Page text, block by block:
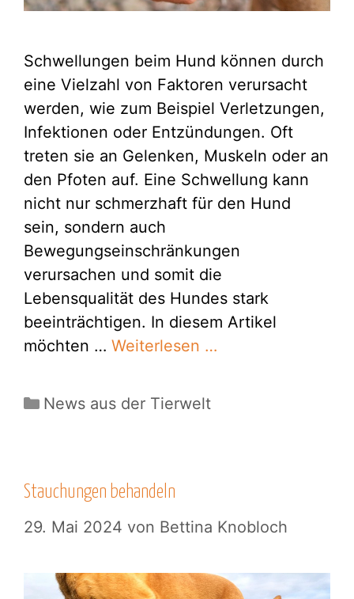
Schwellungen beim Hund können durch
eine Vielzahl von Faktoren verursacht
werden, wie zum Beispiel Verletzungen,
Infektionen oder Entzündungen. Oft
treten sie an Gelenken, Muskeln oder an
den Pfoten auf. Eine Schwellung kann
nicht nur schmerzhaft für den Hund
sein, sondern auch
Bewegungseinschränkungen
verursachen und somit die
Lebensqualität des Hundes stark
beeinträchtigen. In diesem Artikel
möchten … Weiterlesen …
Kategorien
News aus der Tierwelt
Stauchungen behandeln
29. Mai 2024 von Bettina Knobloch